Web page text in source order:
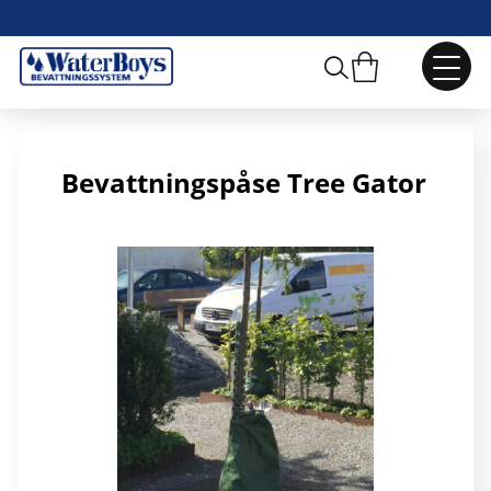
Bevattningspåse TreeGator
Bevattningspåse Tree Gator